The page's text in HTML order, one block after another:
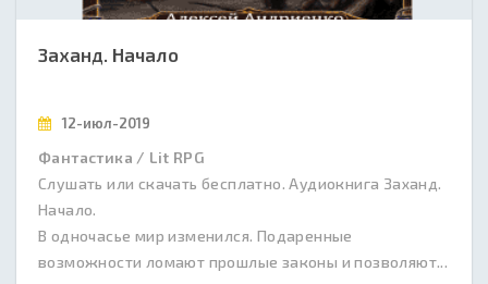
Заханд. Начало
12-июл-2019
Фантастика / Lit RPG
Слушать или скачать бесплатно. Аудиокнига Заханд.
Начало.
В одночасье мир изменился. Подаренные
возможности ломают прошлые законы и позволяют...